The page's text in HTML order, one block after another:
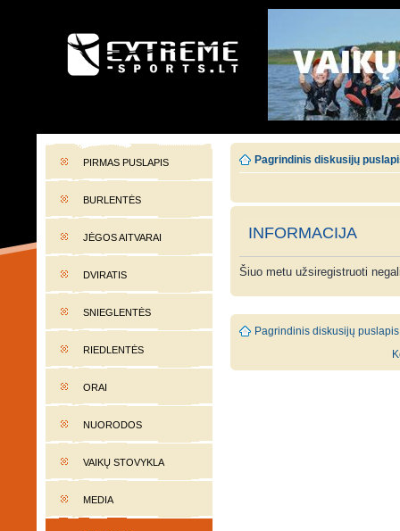
EXTREME-SPORTS.LT
PIRMAS PUSLAPIS
BURLENTĖS
JĖGOS AITVARAI
DVIRATIS
SNIEGLENTĖS
RIEDLENTĖS
ORAI
NUORODOS
VAIKŲ STOVYKLA
MEDIA
Pagrindinis diskusijų
INFORMACIJA
Šiuo metu užsiregistruoti
Pagrindinis diskusijų puslapis